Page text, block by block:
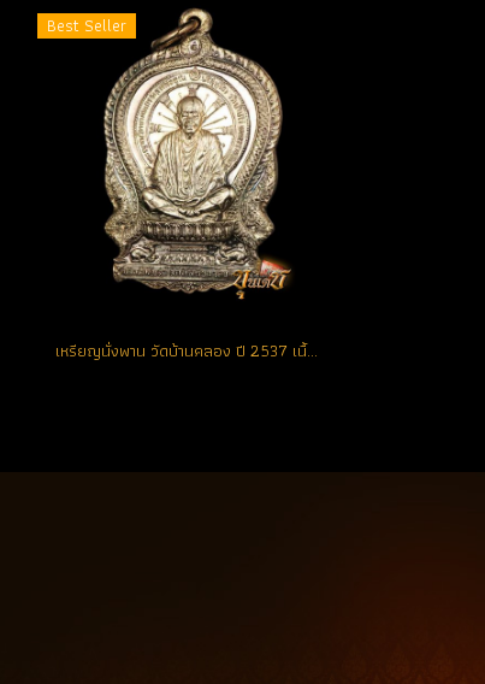
Best Seller
เหรียญนั่งพาน วัดบ้านคลอง ปี 2537 เนื้อเงิน หมายเลข 2318 สวยแท้ ผิวเดิมๆ จมูกโด่ง **พระคัดสวย** (ขายแล้ว)